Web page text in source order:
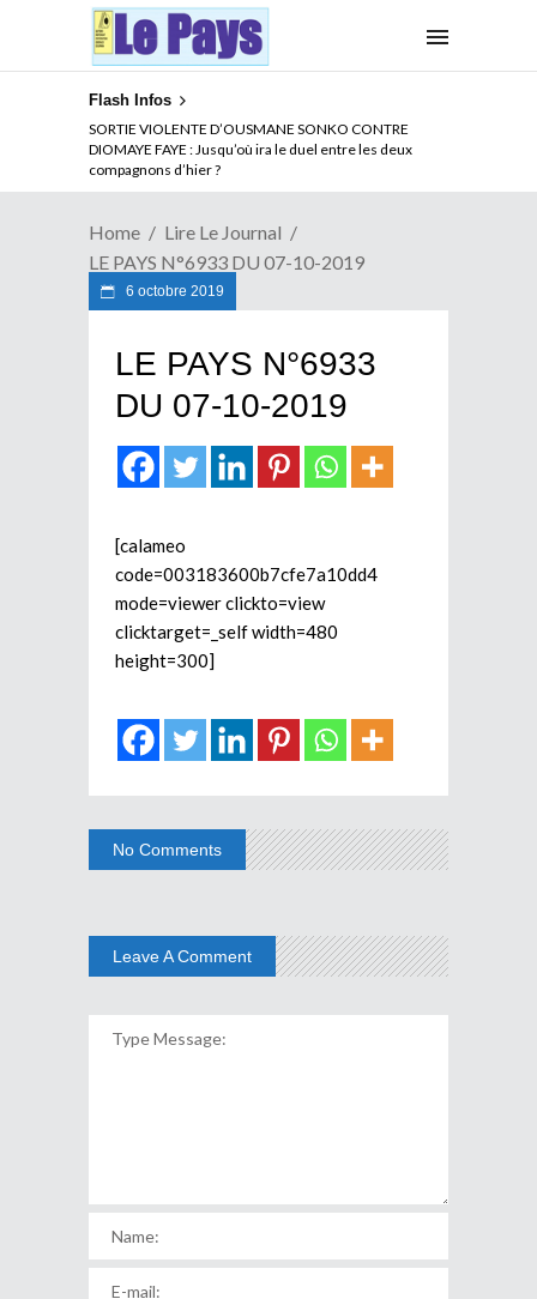
Flash Infos
SORTIE VIOLENTE D’OUSMANE SONKO CONTRE
DIOMAYE FAYE : Jusqu’où ira le duel entre les deux
compagnons d’hier ?
Home
Lire Le Journal
LE PAYS N°6933 DU 07-10-2019
6 octobre 2019
LE PAYS N°6933
DU 07-10-2019
[calameo
code=003183600b7cfe7a10dd4
mode=viewer clickto=view
clicktarget=_self width=480
height=300]
No Comments
Leave A Comment